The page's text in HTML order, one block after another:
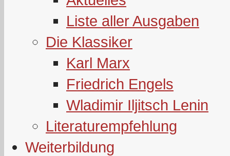
Liste aller Ausgaben
Die Klassiker
Karl Marx
Friedrich Engels
Wladimir Iljitsch Lenin
Literaturempfehlung
Weiterbildung